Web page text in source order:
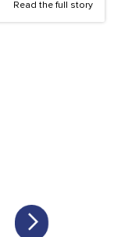
Read the full story